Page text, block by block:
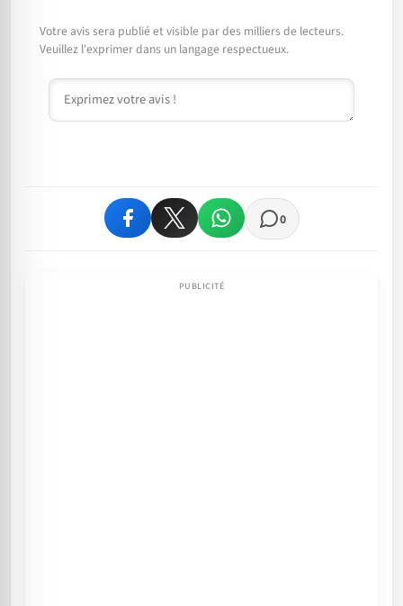
Votre avis sera publié et visible par des milliers de lecteurs.
Veuillez l'exprimer dans un langage respectueux.
Commentaire
0